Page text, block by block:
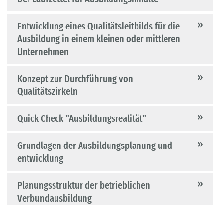
Entwicklung eines Qualitätsleitbilds für die
Ausbildung in einem kleinen oder mittleren
Unternehmen
Konzept zur Durchführung von
Qualitätszirkeln
Quick Check "Ausbildungsrealität"
Grundlagen der Ausbildungsplanung und -
entwicklung
Planungsstruktur der betrieblichen
Verbundausbildung